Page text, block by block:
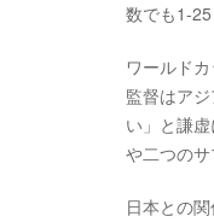
数でも1-25
ワールド
監督はア
い」と謙
や二つの
日本との